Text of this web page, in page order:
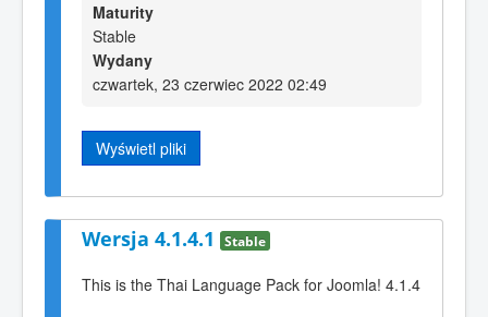
Maturity
Stable
Wydany
czwartek, 23 czerwiec 2022 02:49
Wyświetl pliki
Wersja 4.1.4.1 Stable
This is the Thai Language Pack for Joomla! 4.1.4